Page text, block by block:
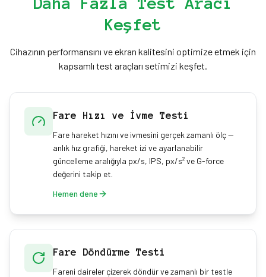
Mouse Çift Tıklama Testi’ni kullan, imleç kaymasını
Mouse Drift Testi ile yakala ya da rapor hızını Mouse
Polling Rate Testi ile ölç.
Keşfet
Cihazının performansını ve ekran kalitesini optimize etmek için
kapsamlı test araçları setimizi keşfet.
Fare Hızı ve İvme Testi
Fare hareket hızını ve ivmesini gerçek zamanlı ölç —
anlık hız grafiği, hareket izi ve ayarlanabilir
güncelleme aralığıyla px/s, IPS, px/s² ve G-force
değerini takip et.
Hemen dene
Fare Döndürme Testi
Fareni daireler çizerek döndür ve zamanlı bir testle